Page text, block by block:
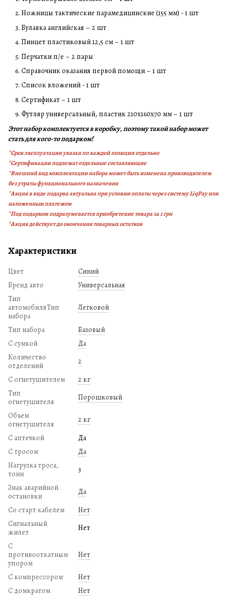
Ножницы тактические парамедицинские (155 мм) - 1 шт
Булавка английская – 2 шт
Пинцет пластиковый 12,5 см – 1 шт
Перчатки п/е – 2 пары
Справочник оказания первой помощи – 1 шт
Список вложений - 1 шт
Сертификат – 1 шт
Футляр универсальный, пластик 210х160х70 мм – 1 шт
Этот набор комплектуется в коробку, поэтому такой набор может
стать для кого-то подарком!
*Срок эксплуатации указан по каждой позиции отдельно
*Сертификации подлежат отдельные составляющие
*Внешний вид комплектации набора может быть изменена производителем
без утраты функционального назначения
*Акция в виде подарка актуальна при условии оплаты через систему LiqPay или
наложенным платежом
*Под подарком подразумевается приобретение товара за 1 грн
*Акция действует до окончания товарных остатков
Характеристики
Цвет
Синий
Бренд авто
Универсальная
Тип
автомобиляТип
набора
Легковой
Тип набора
Базовый
С сумкой
Да
Количество
отделений
2
С огнетушителем
2 кг
Тип
огнетушителя
Порошковый
Объем
огнетушителя
2 кг
С аптечкой
Да
С тросом
Да
Нагрузка троса,
тонн
3
Знак аварийной
остановки
Да
Со старт кабелем
Нет
Сигнальный
жилет
Нет
С
противооткатным
упором
Нет
С компрессором
Нет
С домкратом
Нет